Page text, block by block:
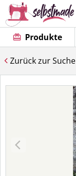
Produkte
Zurück zur Suche